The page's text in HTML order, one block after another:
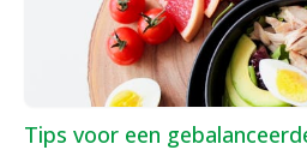
Tips voor een